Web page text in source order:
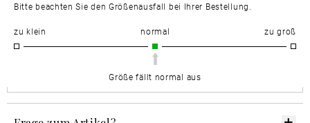
Bitte beachten Sie den Größenausfall bei Ihrer Bestellung.
zu klein normal zu groß
Größe fällt normal aus